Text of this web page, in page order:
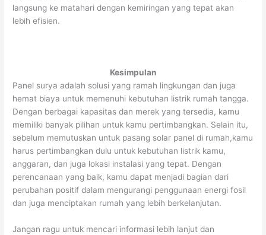
langsung ke matahari dengan kemiringan yang tepat akan
lebih efisien.
Kesimpulan
Panel surya adalah solusi yang ramah lingkungan dan juga
hemat biaya untuk memenuhi kebutuhan listrik rumah tangga.
Dengan berbagai kapasitas dan merek yang tersedia, kamu
memiliki banyak pilihan untuk kamu pertimbangkan. Selain itu,
sebelum memutuskan untuk pasang solar panel di rumah,kamu
harus pertimbangkan dulu untuk kebutuhan listrik kamu,
anggaran, dan juga lokasi instalasi yang tepat. Dengan
perencanaan yang baik, kamu dapat menjadi bagian dari
perubahan positif dalam mengurangi penggunaan energi fosil
dan juga menciptakan rumah yang lebih berkelanjutan.
Jangan ragu untuk mencari informasi lebih lanjut dan